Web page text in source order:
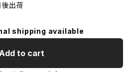
後出荷
shipping available
to cart